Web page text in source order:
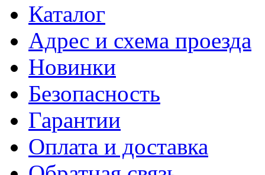
Каталог
Адрес и схема проезда
Новинки
Безопасность
Гарантии
Оплата и доставка